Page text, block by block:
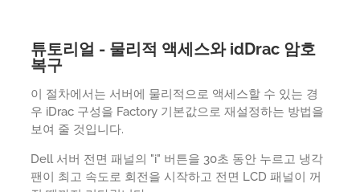
튜토리얼 - 물리적 액세스와 idDrac 암호
복구
이 절차에서는 서버에 물리적으로 액세스할 수 있는 경
우 iDrac 구성을 Factory 기본값으로 재설정하는 방법을
보여 줄 것입니다.
Dell 서버 전면 패널의 "i" 버튼을 30초 동안 누르고 냉각
팬이 최고 속도로 회전을 시작하고 전면 LCD 패널이 꺼